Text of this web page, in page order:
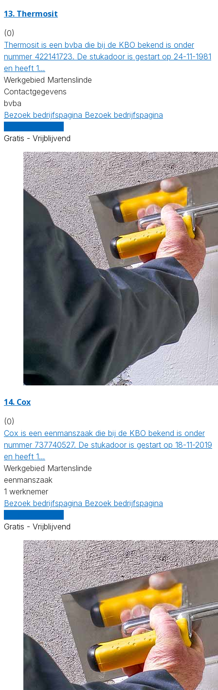
13. Thermosit
(0)
Thermosit is een bvba die bij de KBO bekend is onder
nummer 422141723. De stukadoor is gestart op 24-11-1981
en heeft 1…
Werkgebied Martenslinde
Contactgegevens
bvba
Bezoek bedrijfspagina Bezoek bedrijfspagina
Gratis - Vrijblijvend
14. Cox
(0)
Cox is een eenmanszaak die bij de KBO bekend is onder
nummer 737740527. De stukadoor is gestart op 18-11-2019
en heeft 1…
Werkgebied Martenslinde
eenmanszaak
1 werknemer
Bezoek bedrijfspagina Bezoek bedrijfspagina
Gratis - Vrijblijvend